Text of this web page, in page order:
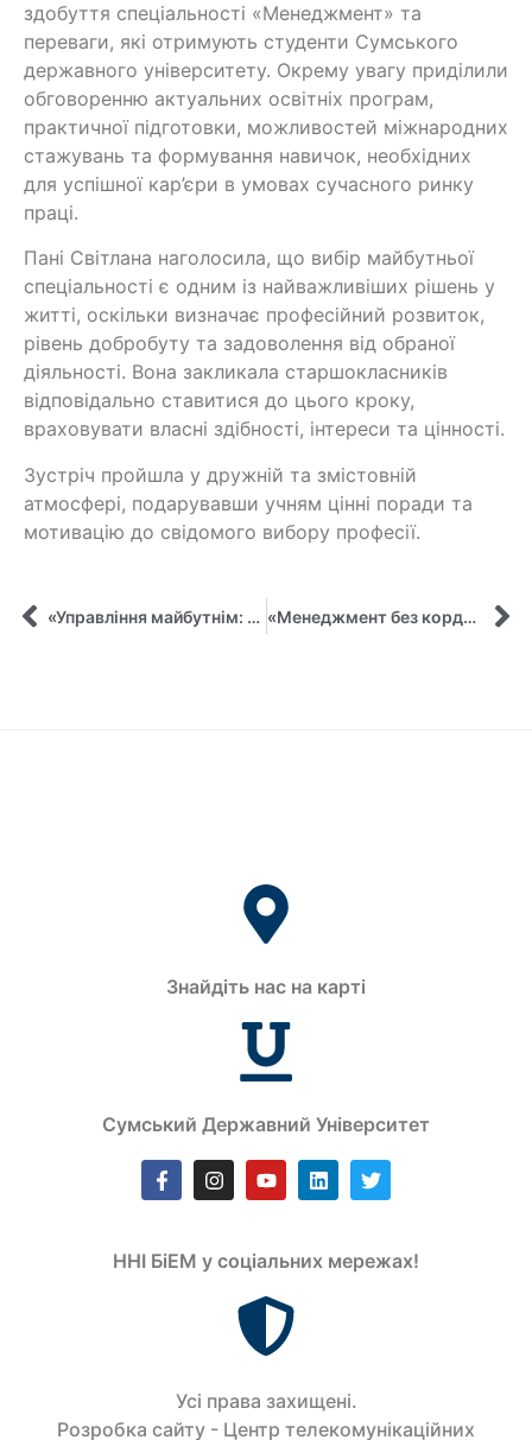
здобуття спеціальності «Менеджмент» та
переваги, які отримують студенти Сумського
державного університету. Окрему увагу приділили
обговоренню актуальних освітніх програм,
практичної підготовки, можливостей міжнародних
стажувань та формування навичок, необхідних
для успішної кар’єри в умовах сучасного ринку
праці.
Пані Світлана наголосила, що вибір майбутньої
спеціальності є одним із найважливіших рішень у
житті, оскільки визначає професійний розвиток,
рівень добробуту та задоволення від обраної
діяльності. Вона закликала старшокласників
відповідально ставитися до цього кроку,
враховувати власні здібності, інтереси та цінності.
Зустріч пройшла у дружній та змістовній
атмосфері, подарувавши учням цінні поради та
мотивацію до свідомого вибору професії.
«Управління майбутнім: зустріч зі школярами Нижньосироватського ліцею» «Менеджмент без кордонів: можливості навчання англійською в СумДУ»
Знайдіть нас на карті
Сумський Державний Університет
ННІ БіЕМ у соціальних мережах!
Усi права захищенi.
Розробка сайту - Центр телекомунікаційних